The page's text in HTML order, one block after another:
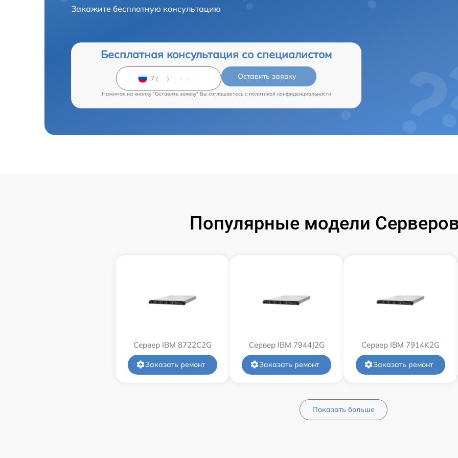
Закажите бесплатную консультацию
Бесплатная консультация со специалистом
Оставить заявку
Нажимая на кнопку "Оставить заявку" Вы соглашаетесь c политикой конфиденциальности
Популярные модели
Сервер IBM 8722C2G
Заказать ремонт
Сервер IBM 7944J2G
Заказать ремонт
Сервер IBM 7914K2G
Заказать ремонт
Показать больше